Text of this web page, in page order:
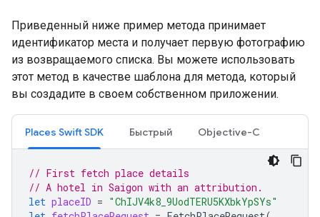
Приведенный ниже пример метода принимает
идентификатор места и получает первую фотографию
из возвращаемого списка. Вы можете использовать
этот метод в качестве шаблона для метода, который
вы создадите в своем собственном приложении.
Places Swift SDK Быстрый Objective-C
// First fetch place details
// A hotel in Saigon with an attribution.
let placeID = "ChIJV4k8_9UodTERU5KXbkYpSYs"